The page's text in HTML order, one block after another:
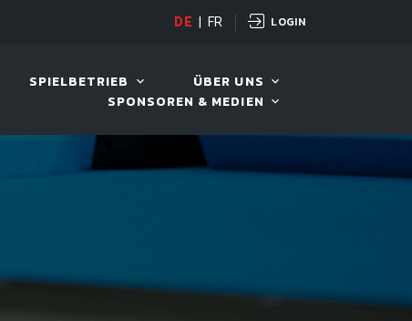
LIVE! BENTELI'S JACKPOT
DE FR LOGIN
SPIELBETRIEB
ÜBER UNS
SPONSOREN & MEDIEN